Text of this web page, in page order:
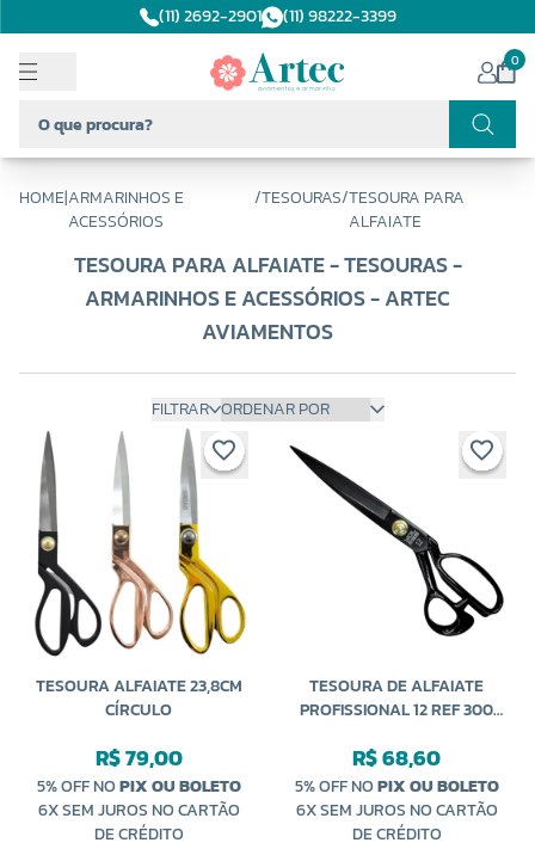
(11) 2692-2901 (11) 98222-3399
0
HOME|ARMARINHOS E
ACESSÓRIOS
/TESOURAS/TESOURA PARA
ALFAIATE
TESOURA PARA ALFAIATE - TESOURAS -
ARMARINHOS E ACESSÓRIOS - ARTEC
AVIAMENTOS
FILTRAR
TESOURA ALFAIATE 23,8CM
CÍRCULO
R$ 79,00
5% OFF NOPIX OU BOLETO
6X SEM JUROS NO CARTÃO
DE CRÉDITO
TESOURA DE ALFAIATE
PROFISSIONAL 12 REF 300
R$ 68,60
5% OFF NOPIX OU BOLETO
6X SEM JUROS NO CARTÃO
DE CRÉDITO